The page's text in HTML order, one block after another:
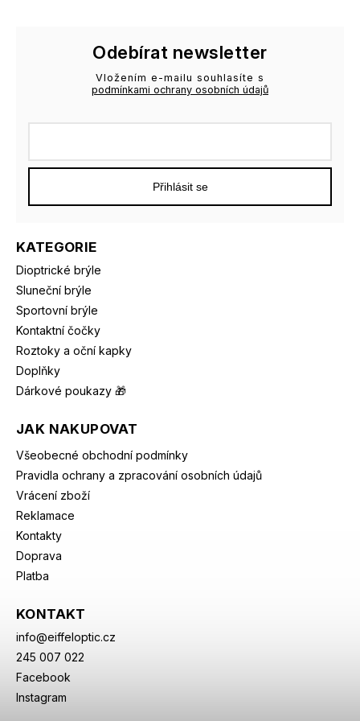
KATEGORIE
Dioptrické brýle
Sluneční brýle
Sportovní brýle
Kontaktní čočky
Roztoky a oční kapky
Doplňky
Dárkové poukazy 🎁
JAK NAKUPOVAT
Všeobecné obchodní podmínky
Pravidla ochrany a zpracování osobních údajů
Vrácení zboží
Reklamace
Kontakty
Doprava
Platba
KONTAKT
info@eiffeloptic.cz
245 007 022
Facebook
Instagram
Odebírat newsletter
Vložením e-mailu souhlasíte s
podmínkami ochrany osobních údajů
Přihlásit se